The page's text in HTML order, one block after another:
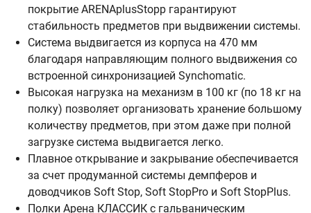
покрытие ARENAplusStopp гарантируют
стабильность предметов при выдвижении системы.
Система выдвигается из корпуса на 470 мм
благодаря направляющим полного выдвижения со
встроенной синхронизацией Synchomatic.
Высокая нагрузка на механизм в 100 кг (по 18 кг на
полку) позволяет организовать хранение большому
количеству предметов, при этом даже при полной
загрузке система выдвигается легко.
Плавное открывание и закрывание обеспечивается
за счет продуманной системы демпферов и
доводчиков Soft Stop, Soft StopPro и Soft StopPlus.
Полки Арена КЛАССИК с гальваническим